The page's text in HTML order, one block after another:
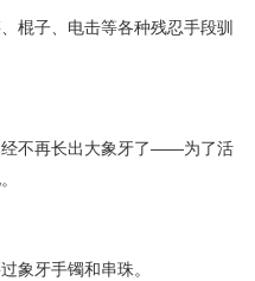
棍子、电击等各种残忍手段驯
经不再长出大象牙了——为了活
象牙手镯和串珠。